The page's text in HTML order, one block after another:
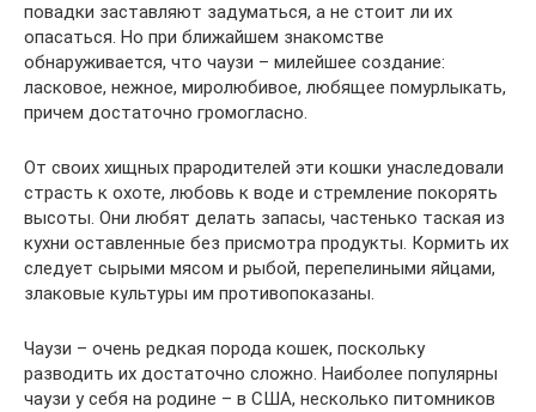
повадки заставляют задуматься, а не стоит ли их
опасаться. Но при ближайшем знакомстве
обнаруживается, что чаузи – милейшее создание:
ласковое, нежное, миролюбивое, любящее помурлыкать,
причем достаточно громогласно.
От своих хищных прародителей эти кошки унаследовали
страсть к охоте, любовь к воде и стремление покорять
высоты. Они любят делать запасы, частенько таская из
кухни оставленные без присмотра продукты. Кормить их
следует сырыми мясом и рыбой, перепелиными яйцами,
злаковые культуры им противопоказаны.
Чаузи – очень редкая порода кошек, поскольку
разводить их достаточно сложно. Наиболее популярны
чаузи у себя на родине – в США, несколько питомников